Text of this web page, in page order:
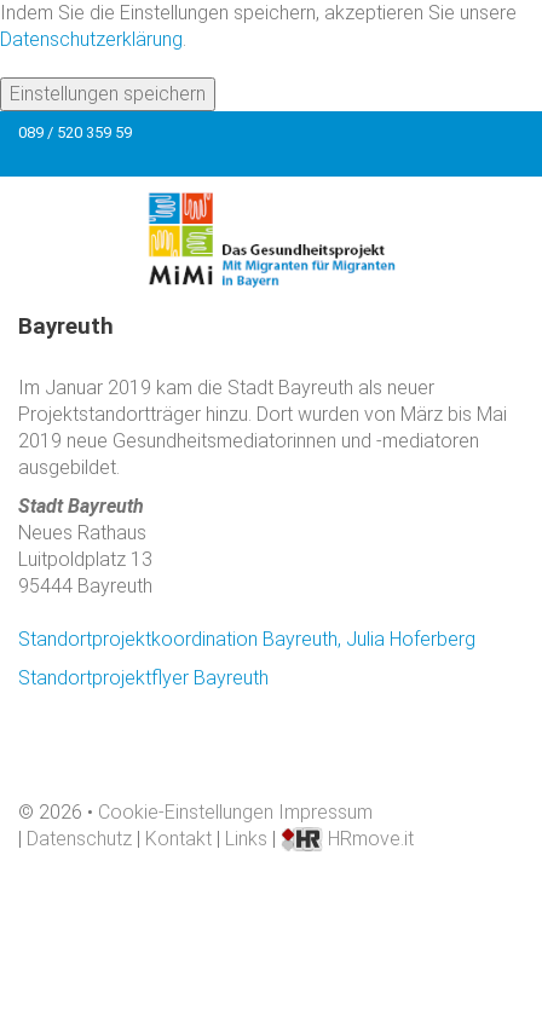
Indem Sie die Einstellungen speichern, akzeptieren Sie unsere
Datenschutzerklärung.
Einstellungen speichern
089 / 520 359 59
Bayreuth
Im Januar 2019 kam die Stadt Bayreuth als neuer
Projektstandortträger hinzu. Dort wurden von März bis Mai
2019 neue Gesundheitsmediatorinnen und -mediatoren
ausgebildet.
Stadt Bayreuth
Neues Rathaus
Luitpoldplatz 13
95444 Bayreuth
Standortprojektkoordination Bayreuth, Julia Hoferberg
Standortprojektflyer Bayreuth
© 2026 Cookie-Einstellungen Impressum
| Datenschutz | Kontakt | Links | HRmove.it